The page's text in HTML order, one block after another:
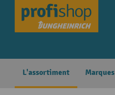
Skip to main navigation
L'assortiment Marques